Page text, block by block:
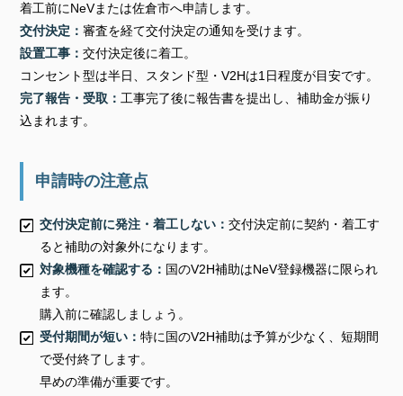
着工前にNeVまたは佐倉市へ申請します。
交付決定：審査を経て交付決定の通知を受けます。
設置工事：交付決定後に着工。
コンセント型は半日、スタンド型・V2Hは1日程度が目安です。
完了報告・受取：工事完了後に報告書を提出し、補助金が振り
込まれます。
申請時の注意点
交付決定前に発注・着工しない： 交付決定前に契約・着工す
ると補助の対象外になります。
対象機種を確認する： 国のV2H補助はNeV登録機器に限られ
ます。
購入前に確認しましょう。
受付期間が短い： 特に国のV2H補助は予算が少なく、短期間
で受付終了します。
早めの準備が重要です。